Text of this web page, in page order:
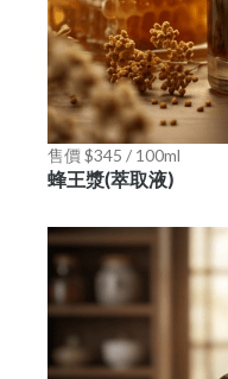
售價 $345 / 100ml
蜂王漿(萃取液)